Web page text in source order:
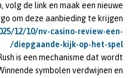
volg de link en maak een nieuwe
om deze aanbieding te krijgen.
12/10/nv-casino-review-een-
diepgaande-kijk-op-het-spel/
is een mechanisme dat wordt
symbolen verdwijnen en